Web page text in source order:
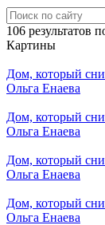
106 результатов
Картины
Дом, который
Ольга Енаева
Дом, который
Ольга Енаева
Дом, который
Ольга Енаева
Дом, который
Ольга Енаева